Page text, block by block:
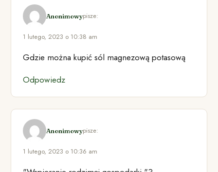
Anonimowypisze:
1 lutego, 2023 o 10:38 am
Gdzie można kupić sól magnezową potasową
Odpowiedz
Anonimowypisze:
1 lutego, 2023 o 10:36 am